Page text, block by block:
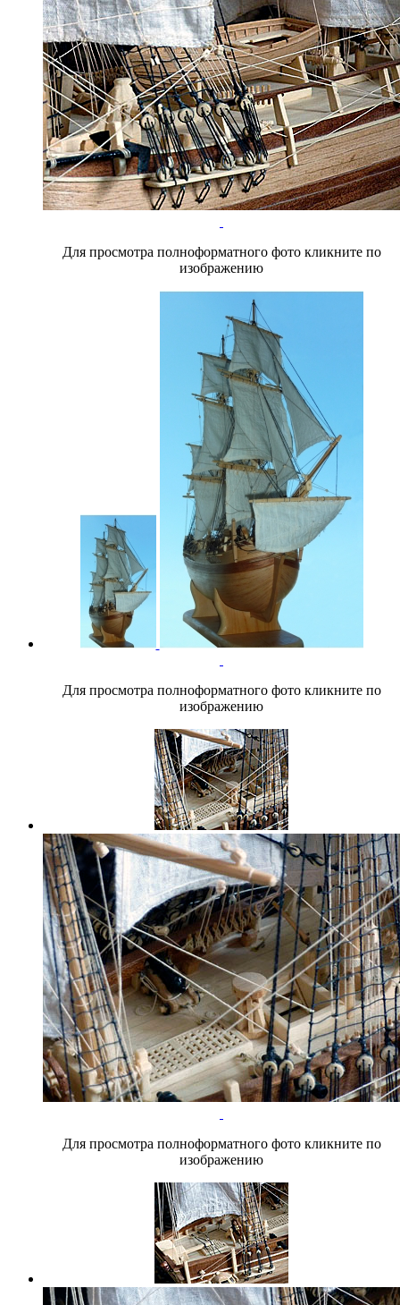
Для просмотра полноформатного фото кликните по
изображению
Для просмотра полноформатного фото кликните по
изображению
Для просмотра полноформатного фото кликните по
изображению